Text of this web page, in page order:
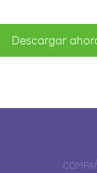
Descargar